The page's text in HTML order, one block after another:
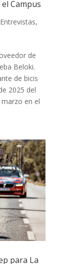
Campus
Entrevistas,
de
Beloki.
de bicis
2025 del
en el
para La